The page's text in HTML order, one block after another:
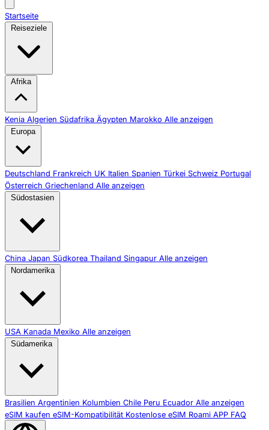
Startseite
Reiseziele
Afrika
Kenia Algerien Südafrika Ägypten Marokko Alle anzeigen
Europa
Deutschland Frankreich UK Italien Spanien Türkei Schweiz Portugal
Österreich Griechenland Alle anzeigen
Südostasien
China Japan Südkorea Thailand Singapur Alle anzeigen
Nordamerika
USA Kanada Mexiko Alle anzeigen
Südamerika
Brasilien Argentinien Kolumbien Chile Peru Ecuador Alle anzeigen
eSIM kaufen eSIM-Kompatibilität Kostenlose eSIM Roami APP FAQ